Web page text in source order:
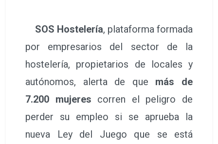
SOS Hostelería, plataforma formada
por empresarios del sector de la
hostelería, propietarios de locales y
autónomos, alerta de que más de
7.200 mujeres corren el peligro de
perder su empleo si se aprueba la
nueva Ley del Juego que se está